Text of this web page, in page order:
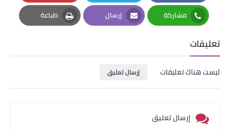
Facebook
Twitter
Pinterest
مشاركة
Whatsapp
إرسال
Email
طباعة
Print
تعليقات
ليست هناك تعليقات إرسال تعليق
إرسال تعليق